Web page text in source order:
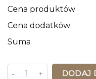
Cena produktów
Cena dodatków
Suma
ilość Mapa Korkowa
DODAJ